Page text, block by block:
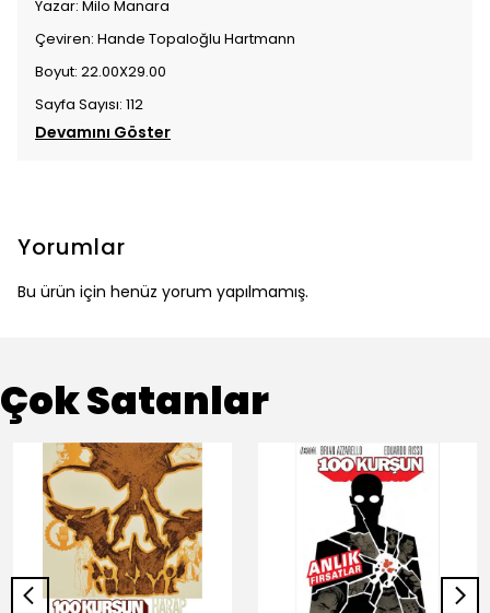
Yazar: Milo Manara
Çeviren: Hande Topaloğlu Hartmann
Boyut: 22.00X29.00
Sayfa Sayısı: 112
Devamını Göster
Yorumlar
Bu ürün için henüz yorum yapılmamış.
Çok Satanlar